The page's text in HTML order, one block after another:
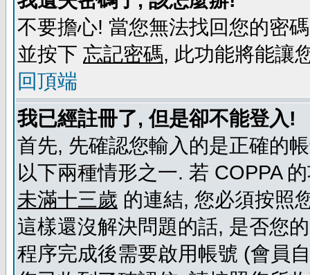
不要擔心! 當您無法找回您的密
並按下 忘記密碼, 此功能將能讓
回頂端
我已經註冊了, 但是卻不能登入!
首先, 先確認您輸入的是正確的
以下兩種情形之一. 若 COPPA
未滿十三歲 的連結, 您必須按照
這樣還沒解決問題的話, 是否您
程序完成後需要啟用帳號 (會員